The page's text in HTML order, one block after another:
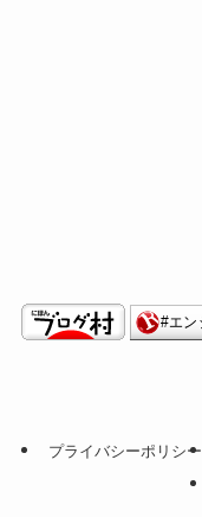
プライバシーポリシー